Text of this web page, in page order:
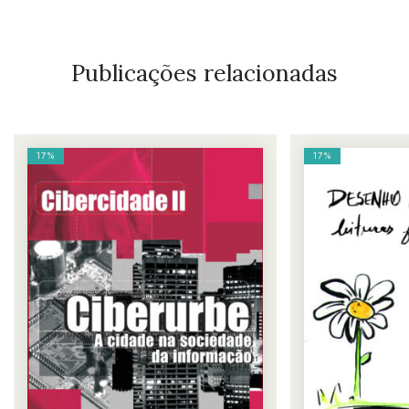
Publicações relacionadas
17% 17%